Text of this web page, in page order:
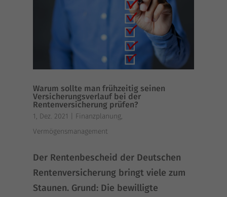
Warum sollte man frühzeitig seinen
Versicherungsverlauf bei der
Rentenversicherung prüfen?
1, Dez. 2021 Finanzplanung,
Vermögensmanagement
Der Ren­ten­be­scheid der Deut­schen
Ren­ten­ver­si­che­rung bringt vie­le zum
Stau­nen. Grund: Die bewil­lig­te